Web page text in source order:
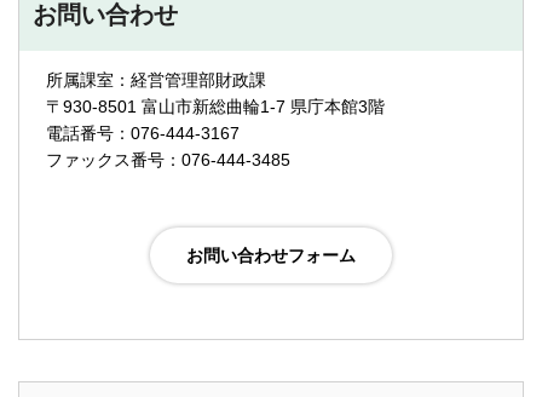
お問い合わせ
所属課室：経営管理部財政課
〒930-8501 富山市新総曲輪1-7 県庁本館3階
電話番号：076-444-3167
ファックス番号：076-444-3485